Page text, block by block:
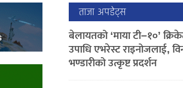
ताजा अपडेट्स
बेलायतको ‘माया टी–१०’
उपाधि एभरेस्ट राइनोजलाई,
भण्डारीको उत्कृष्ट प्रदर्शन